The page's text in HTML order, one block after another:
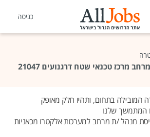
כניסה
מרכז טכנאי שטח דרגנועים 21047
המובילה בתחום, ותהיו חלק מאופק
המתמשך שלנו
מנהל /ת מרחב למערכות אלקטרו מכאניות